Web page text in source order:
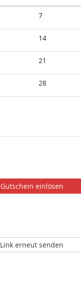
7
14
21
28
Gutschein einlösen
Link erneut senden